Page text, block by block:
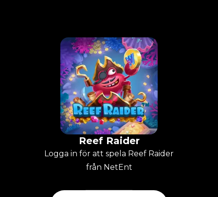
Reef Raider
Logga in för att spela Reef Raider
från NetEnt